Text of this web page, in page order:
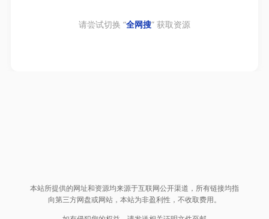
请尝试切换 “全网搜” 获取资源
本站所提供的网址和资源均来源于互联网公开渠道，所有链接均指
向第三方网盘或网站，本站为非盈利性，不收取费用。